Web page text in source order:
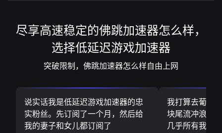
尽享高速稳定的佛跳加速器怎么样，
选择低延迟游戏加速器
突破限制，佛跳加速器怎么样自由上网
说实话我是低延迟游戏加速器的忠
实粉丝。先订阅了一个月，然后给
我的妻子和女儿都订阅了
我打算去葡萄
块尾流冲浪板
几乎所有我需